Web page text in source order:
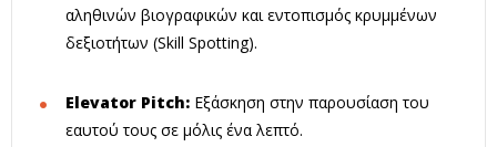
αληθινών βιογραφικών και εντοπισμός κρυμμένων
δεξιοτήτων (Skill Spotting).
Elevator Pitch: Εξάσκηση στην παρουσίαση του
εαυτού τους σε μόλις ένα λεπτό.